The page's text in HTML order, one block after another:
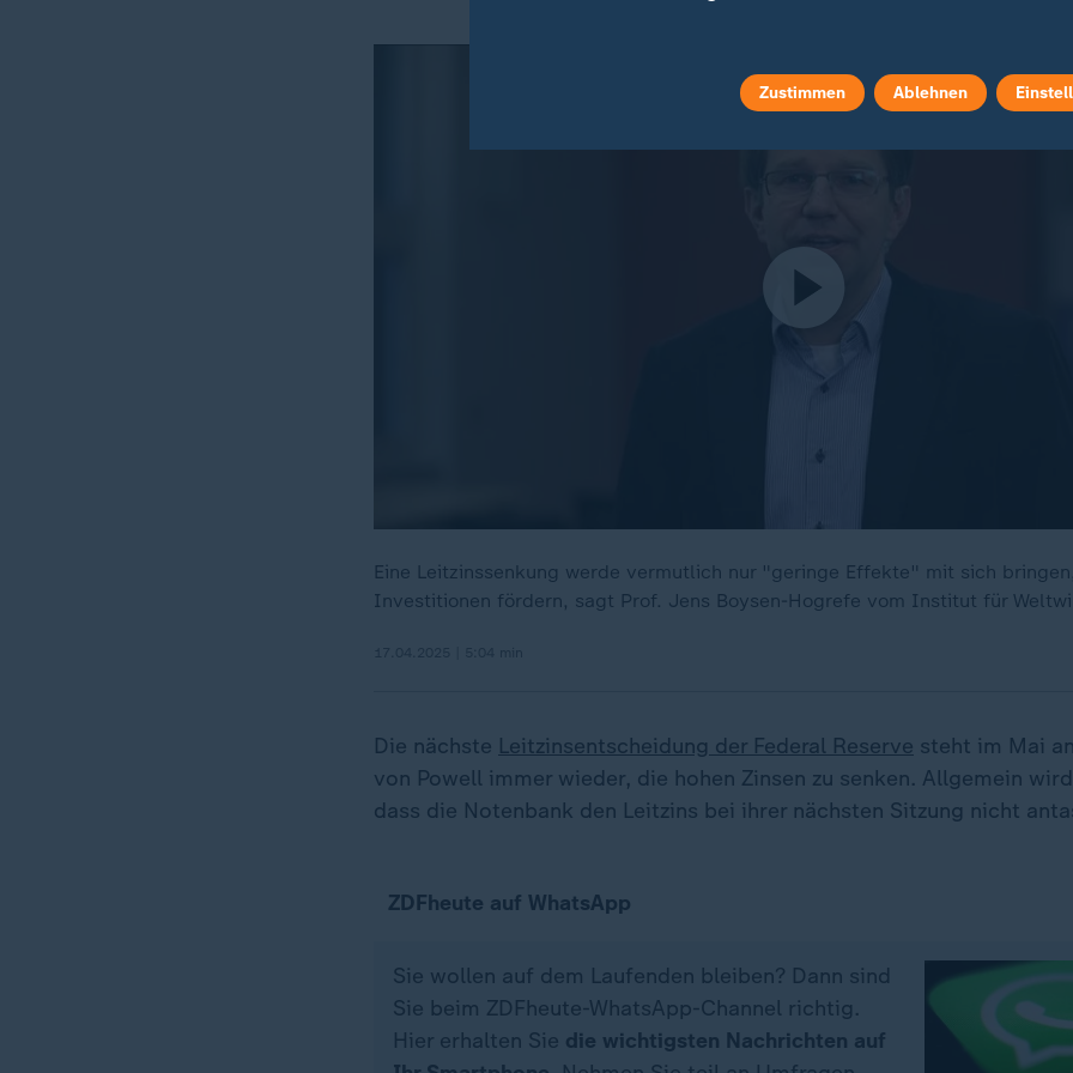
Eine Leitzinssenkung werde vermutlich nur "geringe Effekte" mit sich
Investitionen fördern, sagt Prof. Jens Boysen-Hogrefe vom Institut für
Die nächste Leitzinsentscheidung der Federal Reserve steht im Mai
von Powell immer wieder, die hohen Zinsen zu senken. Allgemein
dass die Notenbank den Leitzins bei ihrer nächsten Sitzung nicht
ZDFheute auf WhatsApp
Sie wollen auf dem Laufenden bleiben? Dann sind
Sie beim ZDFheute-WhatsApp-Channel richtig.
Hier erhalten Sie die wichtigsten Nachrichten auf
Zustimmen Ablehnen